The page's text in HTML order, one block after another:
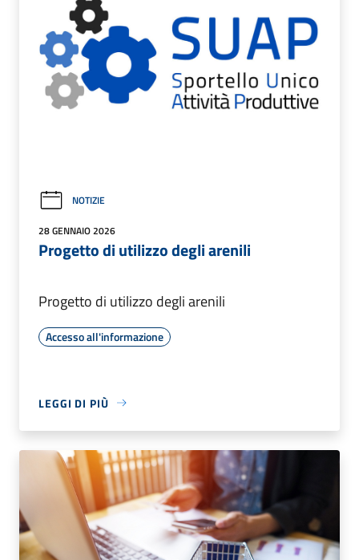
NOTIZIE
28 GENNAIO 2026
Progetto di utilizzo degli arenili
Progetto di utilizzo degli arenili
Accesso all'informazione
LEGGI DI PIÙ